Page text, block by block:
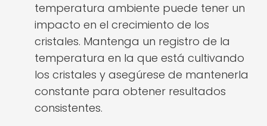
temperatura ambiente puede tener un
impacto en el crecimiento de los
cristales. Mantenga un registro de la
temperatura en la que está cultivando
los cristales y asegúrese de mantenerla
constante para obtener resultados
consistentes.